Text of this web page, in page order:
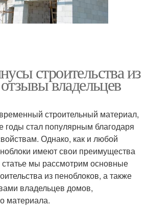
строительства из
владельцев
строительный материал,
годы стал популярным благодаря
Однако, как и любой
имеют свои преимущества
статье мы рассмотрим основные
из пеноблоков, а также
владельцев домов,
материала.